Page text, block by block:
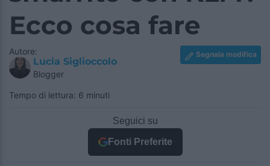
Ecco cosa fare
Autore:
Lucia Siglioccolo
Blogger
Segnala modifica
Tempo di lettura: 6 minuti
Seguici su
Fonti Preferite